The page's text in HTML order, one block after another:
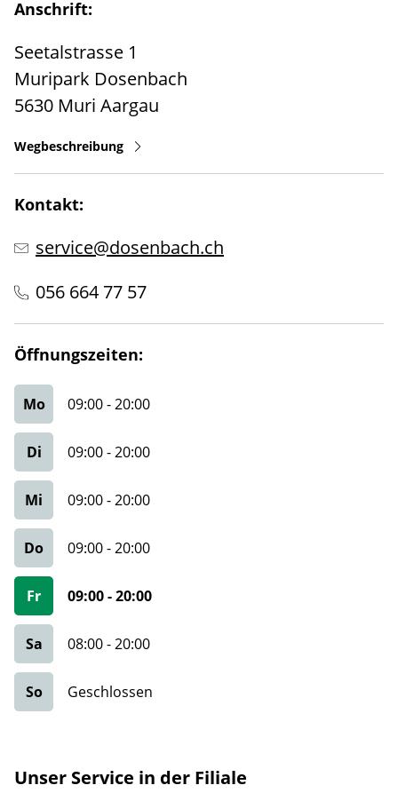
Anschrift:
Seetalstrasse 1
Muripark Dosenbach
5630 Muri Aargau
Wegbeschreibung
Kontakt:
service@dosenbach.ch
056 664 77 57
Öffnungszeiten:
Mo 09:00-20:00
Di 09:00-20:00
Mi 09:00-20:00
Do 09:00-20:00
Fr 09:00-20:00
Sa 08:00-20:00
So Geschlossen
Unser Service in der Filiale